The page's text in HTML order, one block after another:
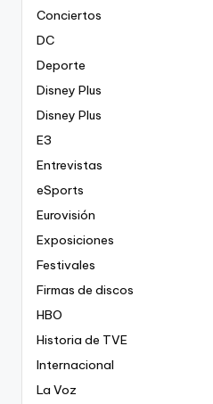
Conciertos
DC
Deporte
Disney Plus
Disney Plus
E3
Entrevistas
eSports
Eurovisión
Exposiciones
Festivales
Firmas de discos
HBO
Historia de TVE
Internacional
La Voz